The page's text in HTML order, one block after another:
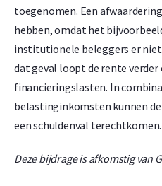
toegenomen. Een
hebben, omdat het
institutionele beleggers er
dat geval loopt de rente verder
financieringslasten. In
belastinginkomsten kunnen
een schuldenval terechtkomen.
Deze bijdrage is afkomstig van